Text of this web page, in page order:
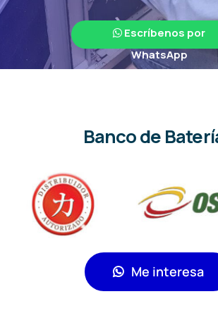
Suministro de Equipos
Baterías para UPSNoticias
Escríbenos por
WhatsApp
Banco de
Me interesa